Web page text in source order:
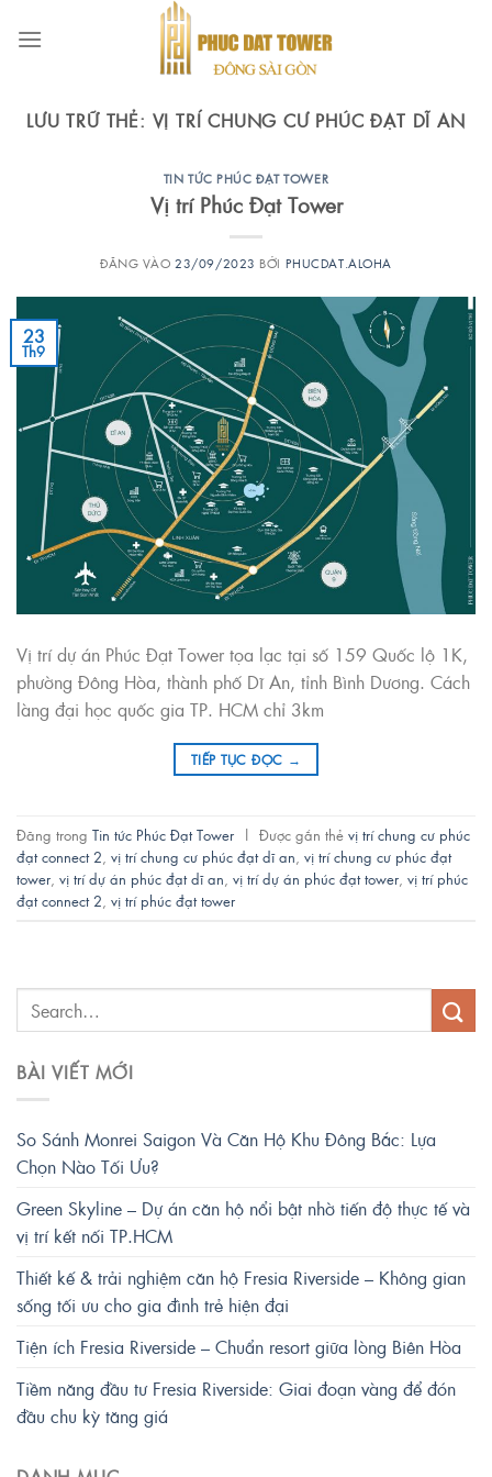
qua
LƯU TRỮ THẺ: VỊ TRÍ CHUNG CƯ PHÚC ĐẠT DĨ AN
TIN TỨC PHÚC ĐẠT TOWER
Vị trí Phúc Đạt Tower
ĐĂNG VÀO23/09/2023 BỞI PHUCDAT.ALOHA
23
Th9
Vị trí dự án Phúc Đạt Tower tọa lạc tại số 159 Quốc lộ 1K,
phường Đông Hòa, thành phố Dĩ An, tỉnh Bình Dương. Cách
làng đại học quốc gia TP. HCM chỉ 3km
TIẾP TỤC ĐỌC →
Đăng trong Tin tức Phúc Đạt Tower | Được gắn thẻ vị trí chung cư phúc
đạt connect 2 vị trí chung cư phúc đạt dĩ an vị trí chung cư phúc đạt
tower vị trí dự án phúc đạt dĩ an vị trí dự án phúc đạt tower vị trí phúc
đạt connect 2 vị trí phúc đạt tower
BÀI VIẾT MỚI
So Sánh Monrei Saigon Và Căn Hộ Khu Đông Bắc: Lựa
Chọn Nào Tối Ưu?
Green Skyline – Dự án căn hộ nổi bật nhờ tiến độ thực tế và
vị trí kết nối TP.HCM
Thiết kế & trải nghiệm căn hộ Fresia Riverside – Không gian
sống tối ưu cho gia đình trẻ hiện đại
Tiện ích Fresia Riverside – Chuẩn resort giữa lòng Biên Hòa
Tiềm năng đầu tư Fresia Riverside: Giai đoạn vàng để đón
đầu chu kỳ tăng giá